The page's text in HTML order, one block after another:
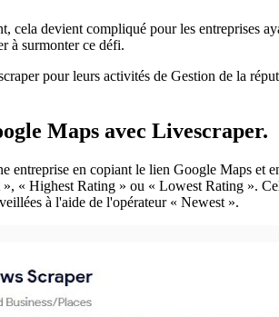
cela devient compliqué pour les entreprises
à surmonter ce défi.
pour leurs activités de Gestion de la
Maps avec Livescraper.
entreprise en copiant le lien Google Maps et
« Highest Rating » ou « Lowest Rating ».
à l'aide de l'opérateur « Newest ».